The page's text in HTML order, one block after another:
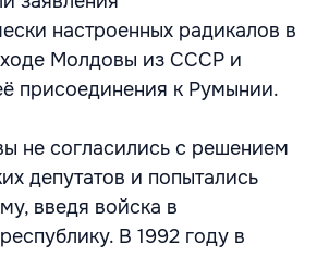
настроенных радикалов в
Молдовы из СССР и
присоединения к Румынии.
не согласились с решением
депутатов и попытались
введя войска в
В 1992 году в